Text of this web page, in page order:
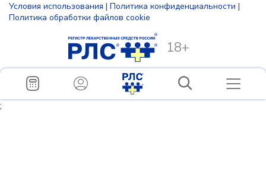
Условия использования | Политика конфиденциальности |
Политика обработки файлов cookie
18+
;